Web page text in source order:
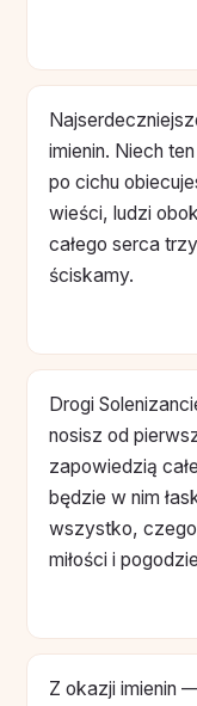
imienin. Niech
po cichu
wieści, ludzi
całego serca
ściskamy.
Drogi
nosisz od
zapowiedzią
będzie w nim
wszystko,
miłości i
Z okazji imienin